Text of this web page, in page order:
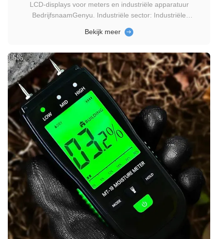
LCD-displays voor meters en industriële apparatuur
BedrijfsnaamGenyu. Industriële sector: Industriële
industriële apparatuur Industriële apparatuur en meters
die zorgen voor een ...
Bekijk meer